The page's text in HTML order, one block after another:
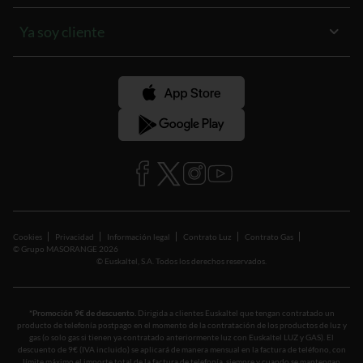
Energía de aquí
App de Euskaltel Luz y Gas
Compensación Huella de Carbono
Ya soy cliente
© Euskaltel, S.A. Todos los derechos reservados.
Cookies Privacidad Información legal Contrato Luz
Contrato Gas
© Grupo MASORANGE 2026
*Promoción 9€ de descuento. Dirigida a clientes Euskaltel que tengan contratado un
producto de telefonía postpago en el momento de la contratación de los productos de luz y
gas (o solo gas si tienen ya contratado anteriormente luz con Euskaltel LUZ y GAS). El
descuento de 9€ (IVA incluido) se aplicará de manera mensual en la factura de teléfono, con